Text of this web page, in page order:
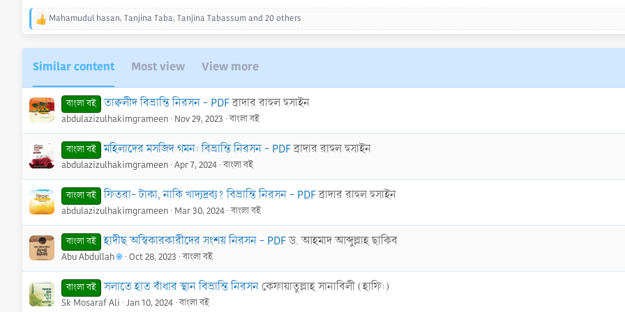
R
a
c
t
i
o
n
s
:
Mahamudul hasan, Tanjina Taba, Tanjina Tabassumand 20 others
Similar content Most view View more
বাংলা বই তাক্বলীদ বিভ্রান্তি নিরসন - PDFব্রাদার রাহুল হুসাইন
abdulazizulhakimgrameen Nov 29, 2023 বাংলা বই
বাংলা বই মহিলাদের মসজিদ গমন: বিভ্রান্তি নিরসন - PDFব্রাদার রাহুল হুসাইন
abdulazizulhakimgrameen Apr 7, 2024 বাংলা বই
বাংলা বই ফিতরা- টাকা, নাকি খাদ্যদ্রব্য? বিভ্রান্তি নিরসন - PDFব্রাদার রাহুল হুসাইন
abdulazizulhakimgrameen Mar 30, 2024 বাংলা বই
বাংলা বই হাদীছ অস্বিকারকারীদের সংশয় নিরসন - PDFড. আহমাদ আব্দুল্লাহ ছাকিব
Abu Abdullah Oct 28, 2023 বাংলা বই
বাংলা বই সলাতে হাত বাঁধার স্থান বিভ্রান্তি নিরসন কেফায়াতুল্লাহ সানাবিলী (হাফি:)
Sk Mosaraf Ali Jan 10, 2024 বাংলা বই